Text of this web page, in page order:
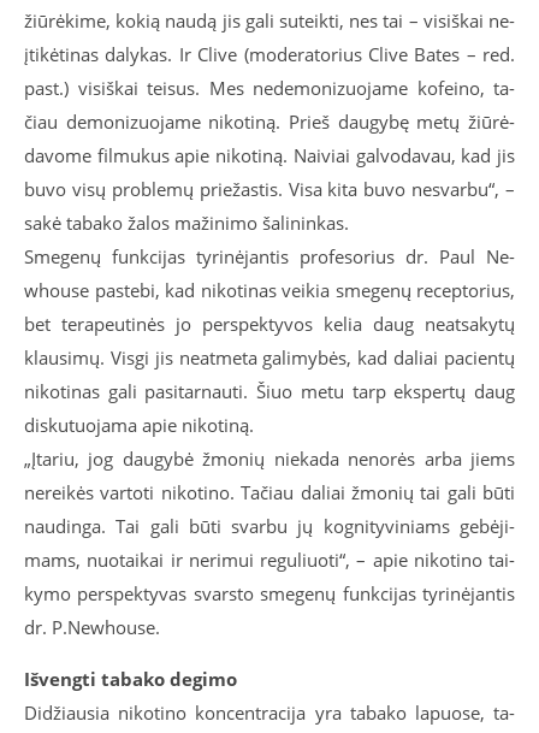
žiū­rė­ki­me, ko­kią nau­dą jis ga­li su­teik­ti, nes tai – vi­siš­kai ne­
įti­kė­ti­nas da­ly­kas. Ir Cli­ve (mo­de­ra­to­rius Cli­ve Ba­tes – red.
past.) vi­siš­kai tei­sus. Mes ne­de­mo­ni­zuo­ja­me ko­fei­no, ta­
čiau de­mo­ni­zuo­ja­me ni­ko­ti­ną. Prieš dau­gy­bę me­tų žiū­rė­
da­vo­me fil­mu­kus apie ni­ko­ti­ną. Nai­viai gal­vo­da­vau, kad jis
bu­vo vi­sų pro­ble­mų prie­žas­tis. Vi­sa ki­ta bu­vo ne­svar­bu“, –
sa­kė ta­ba­ko ža­los ma­ži­ni­mo ša­li­nin­kas.
Sme­ge­nų funk­ci­jas ty­ri­nė­jan­tis pro­fe­so­rius dr. Paul Ne­
whou­se pa­ste­bi, kad ni­ko­ti­nas vei­kia sme­ge­nų re­cep­to­rius,
bet te­ra­peu­ti­nės jo per­spek­ty­vos ke­lia daug ne­at­sa­ky­tų
klau­si­mų. Vis­gi jis ne­at­me­ta ga­li­my­bės, kad da­liai pa­cien­tų
ni­ko­ti­nas ga­li pa­si­tar­nau­ti. Šiuo me­tu tarp eks­per­tų daug
dis­ku­tuo­ja­ma apie ni­ko­ti­ną.
„Įta­riu, jog dau­gy­bė žmo­nių nie­ka­da ne­no­rės ar­ba jiems
ne­rei­kės var­to­ti ni­ko­ti­no. Ta­čiau da­liai žmo­nių tai ga­li bū­ti
nau­din­ga. Tai ga­li bū­ti svar­bu jų kog­ni­ty­vi­niams ge­bė­ji­
mams, nuo­tai­kai ir ne­ri­mui re­gu­liuo­ti“, – apie ni­ko­ti­no tai­
ky­mo per­spek­ty­vas svars­to sme­ge­nų funk­ci­jas ty­ri­nė­jan­tis
dr. P.Ne­whou­se.
Iš­veng­ti ta­ba­ko de­gi­mo
Di­džiau­sia ni­ko­ti­no kon­cen­tra­ci­ja yra ta­ba­ko la­puo­se, ta­